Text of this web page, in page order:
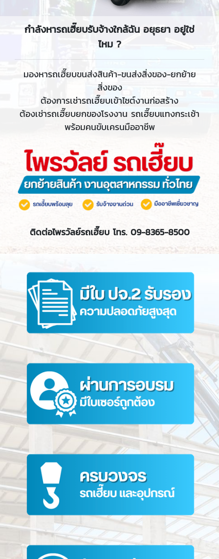
กำลังหารถเฮี๊ยบรับจ้างใกล้ฉัน อยุธยา อยู่ใช่
ไหม ?
มองหารถเฮี๊ยบขนส่งสินค้า-ขนส่งสิ่งของ-ยกย้าย
สิ่งของ
ต้องการเช่ารถเฮี๊ยบเข้าไซต์งานก่อสร้าง
ต้องเช่ารถเฮี๊ยบยกของโรงงาน รถเฮี๊ยบแทงกระเช้า
พร้อมคนขับเครนมืออาชีพ
ติดต่อไพรวัลย์รถเฮี๊ยบ โทร. 09-8365-8500